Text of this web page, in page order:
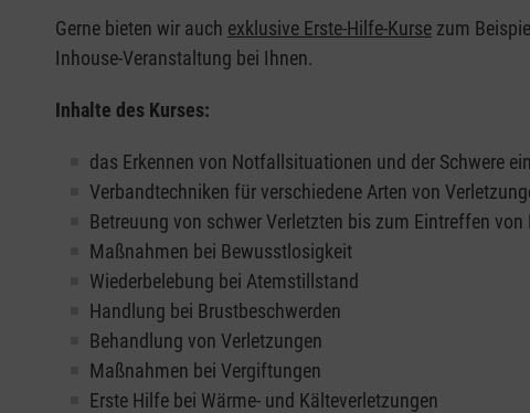
Gerne bieten wir auch exklusive Erste-Hilfe-Kurse zum
Inhouse-Veranstaltung bei Ihnen.
Inhalte des Kurses:
das Erkennen von Notfallsituationen und der Schwere
Verbandtechniken für verschiedene Arten von
Betreuung von schwer Verletzten bis zum Eintreffen von
Maßnahmen bei Bewusstlosigkeit
Wiederbelebung bei Atemstillstand
Handlung bei Brustbeschwerden
Behandlung von Verletzungen
Maßnahmen bei Vergiftungen
Erste Hilfe bei Wärme- und Kälteverletzungen